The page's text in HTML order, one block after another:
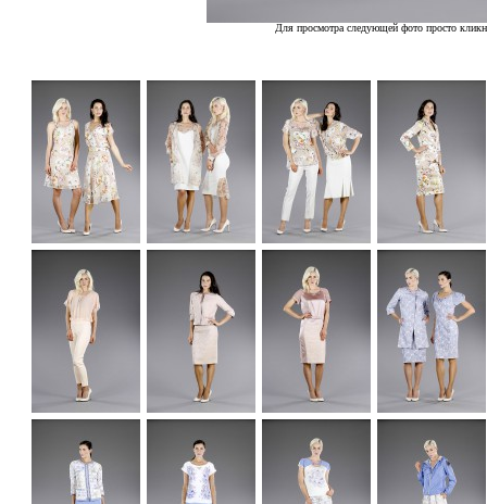
Для просмотра следующей фото просто